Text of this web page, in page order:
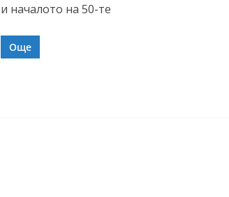
и началото на 50-те
Още